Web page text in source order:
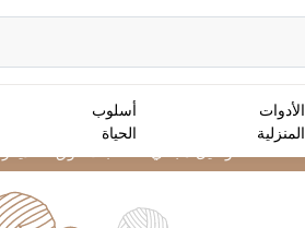
الأدوات
المنزلية
أسلوب
الحياة